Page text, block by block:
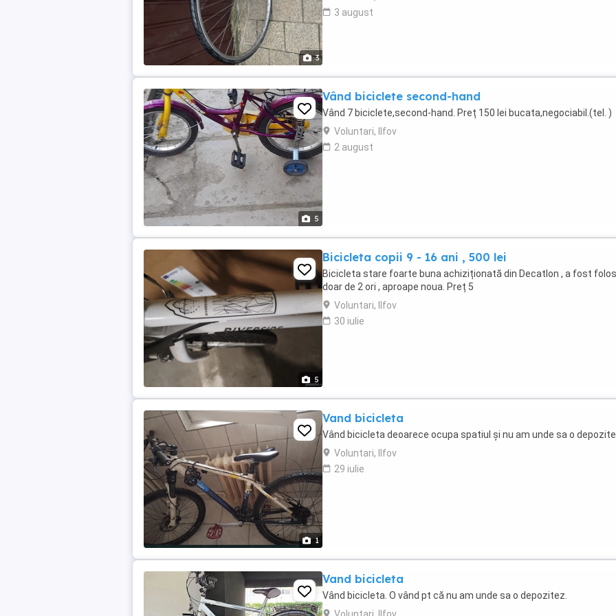
3
3 august
5
Vând biciclete second-hand
Vând 7 biciclete,second-hand. Preț 150 lei bucata,negociabil.(tel. )
Voluntari, Ilfov
2 august
5
Bicicleta copii 9 - 16 ani , 500 lei
Bicicleta stare foarte buna achiziționată din Decatlon , a fost
doar de 2 ori , aproape noua. Preț 5
Voluntari, Ilfov
30 iulie
1
Vand bicicleta
Vând bicicleta deoarece ocupa spatiul și nu am unde sa o
Voluntari, Ilfov
29 iulie
Vand bicicleta
Vând bicicleta. O vând pt că nu am unde sa o depozitez.